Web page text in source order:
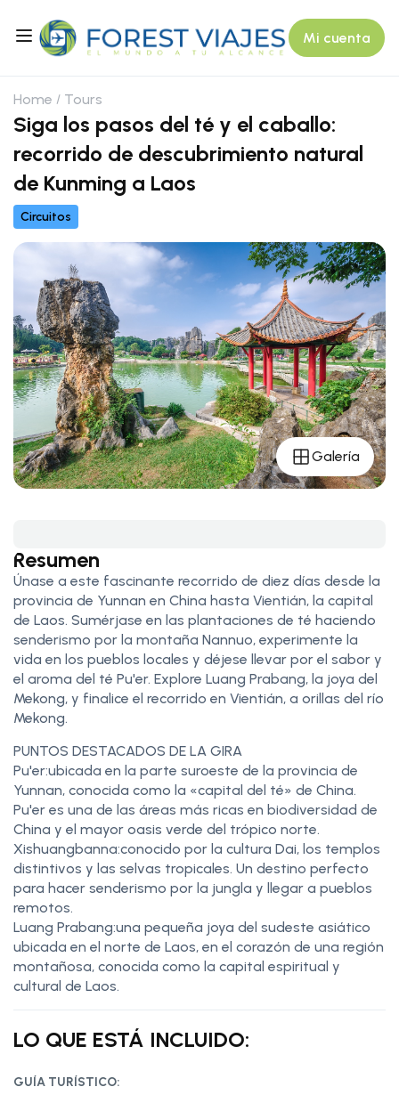
Mi cuenta
Home Tours
Siga los pasos del té y el caballo:
recorrido de descubrimiento natural
de Kunming a Laos
Circuitos
Galería
Resumen
Únase a este fascinante recorrido de diez días desde la
provincia de Yunnan en China hasta Vientián, la capital
de Laos. Sumérjase en las plantaciones de té haciendo
senderismo por la montaña Nannuo, experimente la
vida en los pueblos locales y déjese llevar por el sabor y
el aroma del té Pu'er. Explore Luang Prabang, la joya del
Mekong, y finalice el recorrido en Vientián, a orillas del río
Mekong.
PUNTOS DESTACADOS DE LA GIRA
Pu'er:ubicada en la parte suroeste de la provincia de
Yunnan, conocida como la «capital del té» de China.
Pu'er es una de las áreas más ricas en biodiversidad de
China y el mayor oasis verde del trópico norte.
Xishuangbanna:conocido por la cultura Dai, los templos
distintivos y las selvas tropicales. Un destino perfecto
para hacer senderismo por la jungla y llegar a pueblos
remotos.
Luang Prabang:una pequeña joya del sudeste asiático
ubicada en el norte de Laos, en el corazón de una región
montañosa, conocida como la capital espiritual y
cultural de Laos.
LO QUE ESTÁ INCLUIDO:
GUÍA TURÍSTICO: